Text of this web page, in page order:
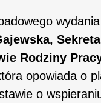
Rodziny
opowiada o
o